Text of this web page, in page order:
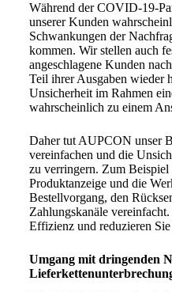
Während der COVID-19-
unserer Kunden
Schwankungen der
kommen. Wir stellen auch
angeschlagene Kunden
Teil ihrer Ausgaben wieder
Unsicherheit im Rahmen
wahrscheinlich zu einem
Daher tut AUPCON unser
vereinfachen und die
zu verringern. Zum
Produktanzeige und die
Bestellvorgang, den
Zahlungskanäle
Effizienz und reduzieren
Umgang mit dringenden